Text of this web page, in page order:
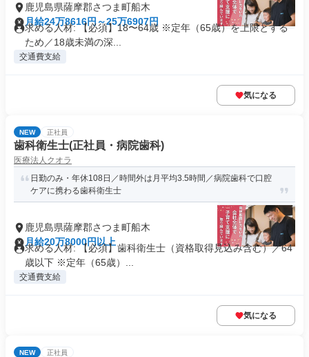
鹿児島県薩摩郡さつま町船木
月給24万8616円～25万6907円
求める人材: 【必須】18〜64歳 ※定年（65歳）を上限とする
ため／18歳未満の深...
交通費支給
気になる
NEW 正社員
歯科衛生士(正社員・病院歯科)
医療法人クオラ
日勤のみ・年休108日／時間外は月平均3.5時間／病院歯科で口腔
ケアに携わる歯科衛生士
鹿児島県薩摩郡さつま町船木
月給20万8000円以上
求める人材: 【必須】歯科衛生士（資格取得見込み含む）／64
歳以下 ※定年（65歳）...
交通費支給
気になる
NEW 正社員